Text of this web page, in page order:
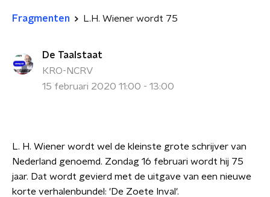
Fragmenten L.H. Wiener wordt 75
De Taalstaat
KRO-NCRV
15 februari 2020 11:00 - 13:00
L. H. Wiener wordt wel de kleinste grote schrijver van
Nederland genoemd. Zondag 16 februari wordt hij 75
jaar. Dat wordt gevierd met de uitgave van een nieuwe
korte verhalenbundel: 'De Zoete Inval'.